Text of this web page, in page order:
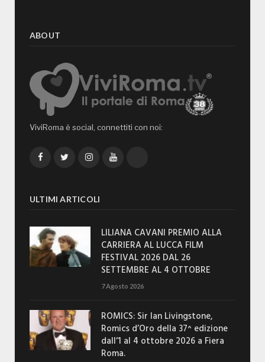
ABOUT
ViviRoma è social, connettiti con noi:
FacebookTwitterInstagramYouTube
ULTIMI ARTICOLI
LILIANA CAVANI PREMIO ALLA
CARRIERA AL LUCCA FILM
FESTIVAL 2026 DAL 26
SETTEMBRE AL 4 OTTOBRE
7 Agosto 2026
ROMICS: Sir Ian Livingstone,
Romics d’Oro della 37^ edizione
dall’1 al 4 ottobre 2026 a Fiera
Roma.